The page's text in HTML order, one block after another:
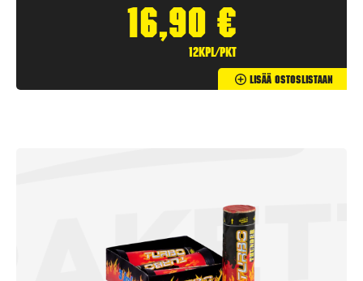
16,90 €
12kpl/pkt
Lisää Ostoslistaan